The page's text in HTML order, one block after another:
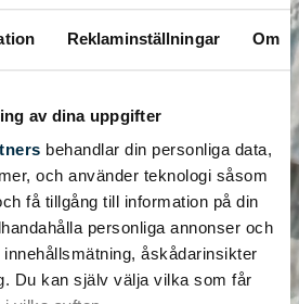
Reklaminställningar Om
av dina uppgifter
behandlar din personliga data,
och använder teknologi såsom
få tillgång till information på din
personliga annonser och
åskådarinsikter
Du kan själv välja vilka som får